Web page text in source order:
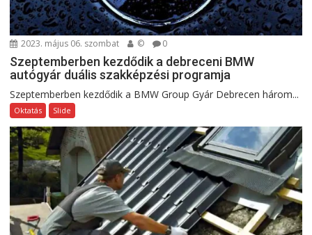
2023. május 06. szombat © 0
Szeptemberben kezdődik a debreceni BMW
autógyár duális szakképzési programja
Szeptemberben kezdődik a BMW Group Gyár Debrecen három...
Oktatás Slide